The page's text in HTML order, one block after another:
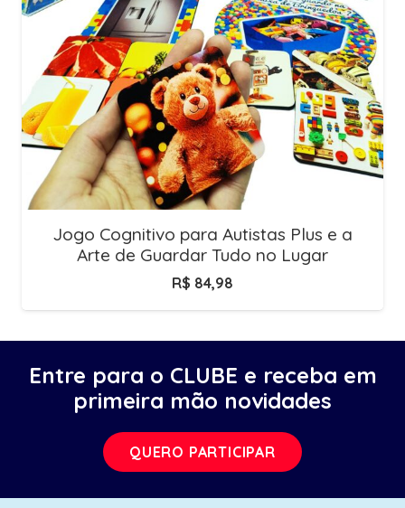
Jogo Cognitivo para Autistas Plus e a
Arte de Guardar Tudo no Lugar
R$ 84,98
Entre para o CLUBE e receba em
primeira mão novidades
QUERO PARTICIPAR